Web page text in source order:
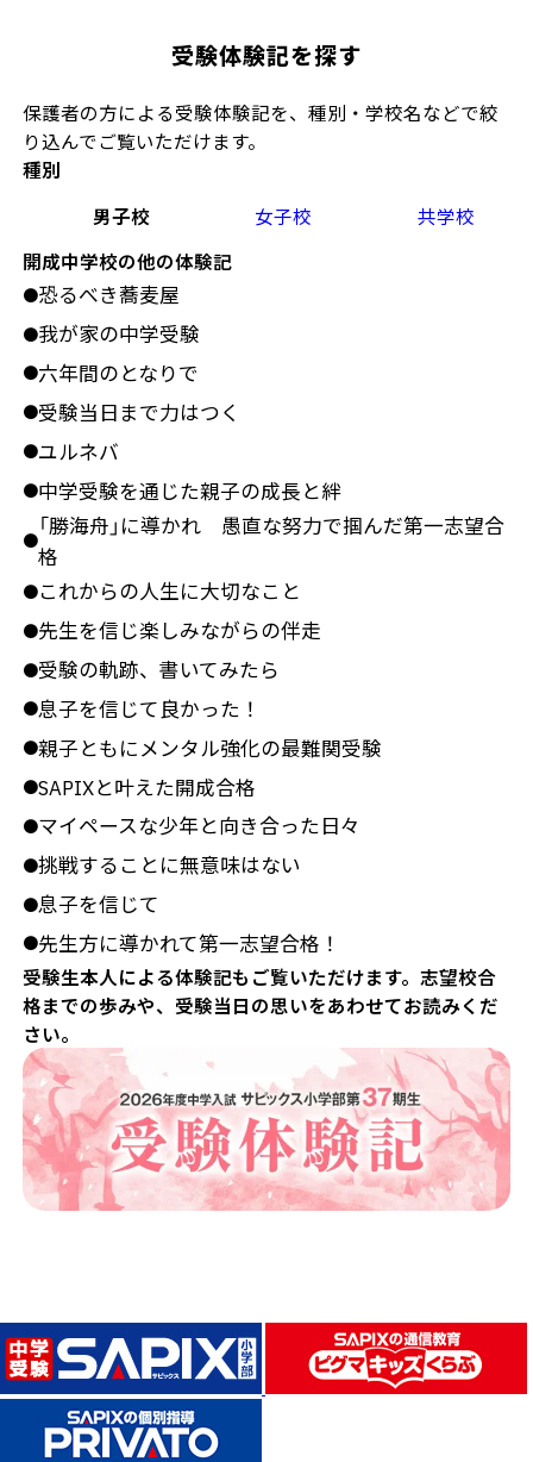
受験体験記を探す
保護者の方による受験体験記を、種別・学校名などで絞
り込んでご覧いただけます。
種別
男子校
女子校
共学校
開成中学校の他の体験記
●恐るべき蕎麦屋
●我が家の中学受験
●六年間のとなりで
●受験当日まで力はつく
●ユルネバ
●中学受験を通じた親子の成長と絆
●
「勝海舟」に導かれ 愚直な努力で掴んだ第一志望合
格
●これからの人生に大切なこと
●先生を信じ楽しみながらの伴走
●受験の軌跡、書いてみたら
●息子を信じて良かった！
●親子ともにメンタル強化の最難関受験
●SAPIXと叶えた開成合格
●マイペースな少年と向き合った日々
●挑戦することに無意味はない
●息子を信じて
●先生方に導かれて第一志望合格！
受験生本人による体験記もご覧いただけます。志望校合
格までの歩みや、受験当日の思いをあわせてお読みくだ
さい。